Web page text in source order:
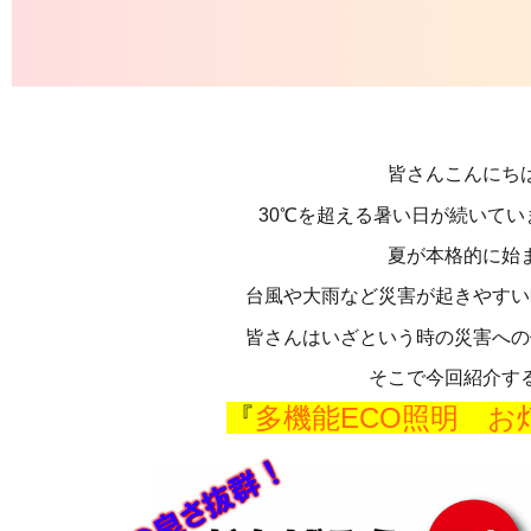
皆さんこんにち
30℃を超える暑い日が続いてい
夏が本格的に始
台風や大雨など災害が起きやす
皆さんはいざという時の災害へ
そこで今回紹介す
『多機能ECO照明 お